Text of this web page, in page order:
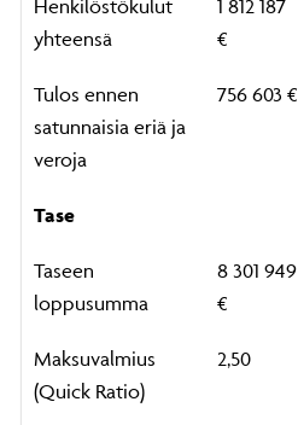
Henkilöstökulut
yhteensä
1 812 187
€
Tulos ennen
satunnaisia eriä ja
veroja
756 603 €
Tase
Taseen
loppusumma
8 301 949
€
Maksuvalmius
(Quick Ratio)
2,50